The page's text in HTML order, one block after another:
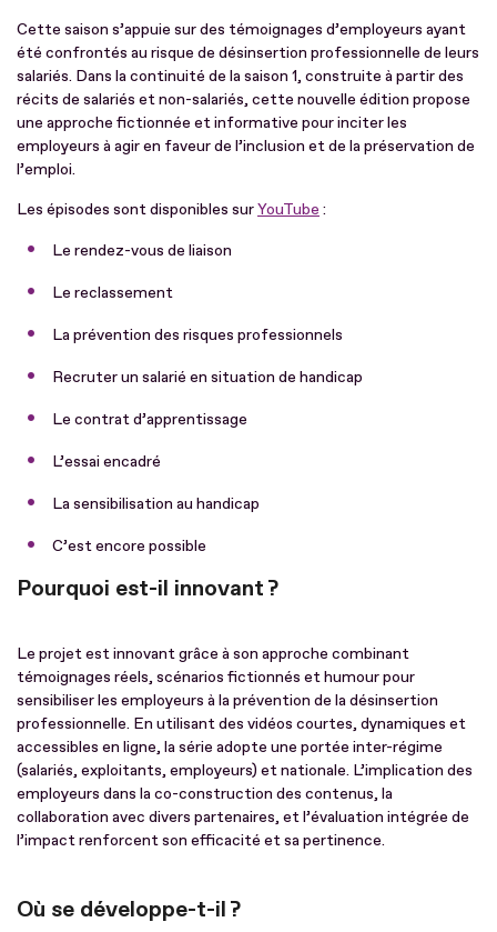
Cette saison s’appuie sur des témoignages d’employeurs ayant
été confrontés au risque de désinsertion professionnelle de leurs
salariés. Dans la continuité de la saison 1, construite à partir des
récits de salariés et non-salariés, cette nouvelle édition propose
une approche fictionnée et informative pour inciter les
employeurs à agir en faveur de l’inclusion et de la préservation de
l’emploi.
Les épisodes sont disponibles surYouTube :
Le rendez-vous de liaison
Le reclassement
La prévention des risques professionnels
Recruter un salarié en situation de handicap
Le contrat d’apprentissage
L’essai encadré
La sensibilisation au handicap
C’est encore possible
Pourquoi est-il innovant ?
Le projet est innovant grâce à son approche combinant
témoignages réels, scénarios fictionnés et humour pour
sensibiliser les employeurs à la prévention de la désinsertion
professionnelle. En utilisant des vidéos courtes, dynamiques et
accessibles en ligne, la série adopte une portée inter-régime
(salariés, exploitants, employeurs) et nationale. L’implication des
employeurs dans la co-construction des contenus, la
collaboration avec divers partenaires, et l’évaluation intégrée de
l’impact renforcent son efficacité et sa pertinence.
Où se développe-t-il ?